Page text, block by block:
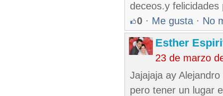
deceos.y
0 · Me gusta · No
Esther
23 de marzo
Jajajaja ay
pero tener un lugar